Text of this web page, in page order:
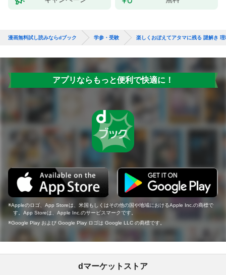
漫画無料試し読みならdブック 学参・受験 楽しくおぼえてアタマに残る 謎解き 理
アプリならもっと便利で快適に！
Appleのロゴ、App Storeは、米国もしくはその他の国や地域におけるApple Inc.の商標で
す。App Storeは、Apple Inc.のサービスマークです。
Google Play および Google Play ロゴは Google LLC の商標です。
dマーケットストア